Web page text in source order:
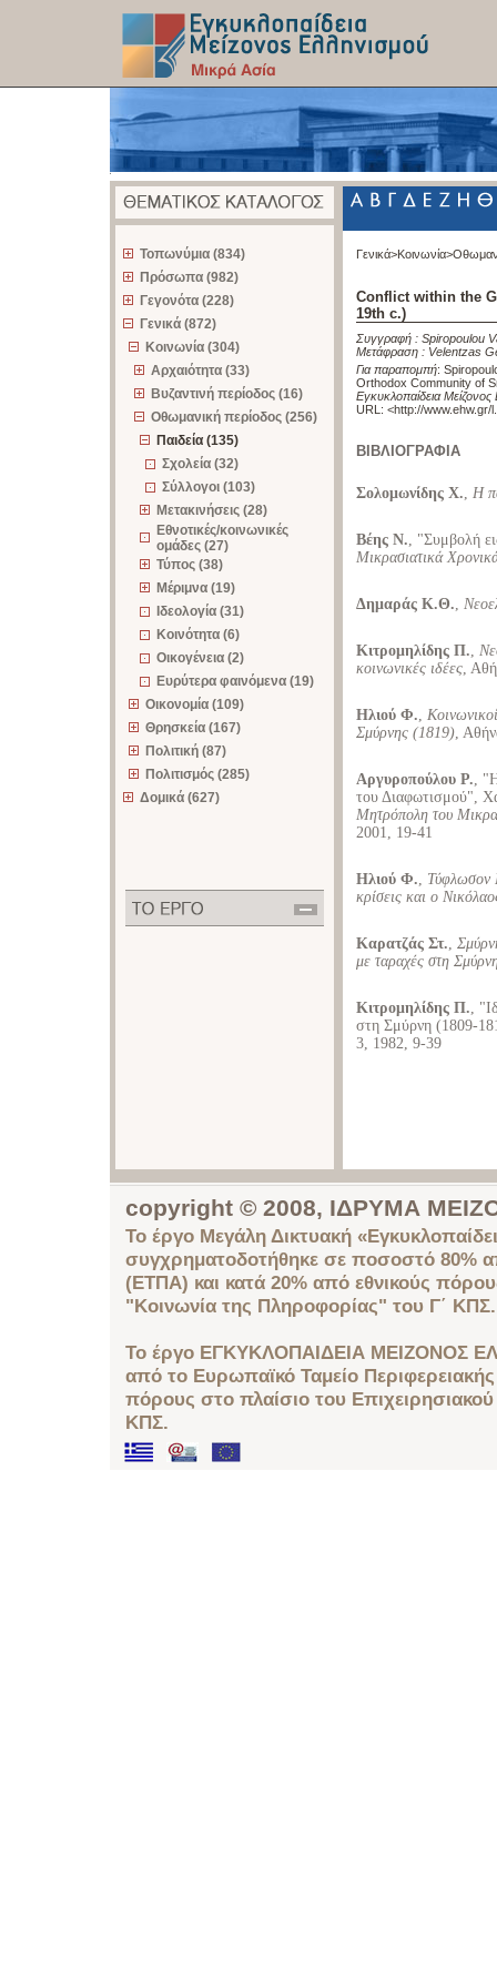
Τοπωνύμια (834)
Πρόσωπα (982)
Γεγονότα (228)
Γενικά (872)
Κοινωνία (304)
Αρχαιότητα (33)
Βυζαντινή περίοδος (16)
Οθωμανική περίοδος (256)
Παιδεία (135)
Σχολεία (32)
Σύλλογοι (103)
Μετακινήσεις (28)
Εθνοτικές/κοινωνικές
ομάδες (27)
Τύπος (38)
Μέριμνα (19)
Ιδεολογία (31)
Κοινότητα (6)
Οικογένεια (2)
Ευρύτερα φαινόμενα (19)
Οικονομία (109)
Θρησκεία (167)
Πολιτική (87)
Πολιτισμός (285)
Δομικά (627)
Γενικά>Κοινωνία>
Conflict within the
19th c.)
Συγγραφή : Spiropoulou
Μετάφραση : Velentzas
Για παραπομπή:
Orthodox Community of
Εγκυκλοπαίδεια
URL: <http://www.ehw.gr/
ΒΙΒΛΙΟΓΡΑΦΙΑ
Σολομωνίδης Χ., Η
Βέης Ν., "Συμβολή
Μικρασιατικά
Δημαράς Κ.Θ.,
Κιτρομηλίδης Π.,
κοινωνικές ιδέες,
Ηλιού Φ.,
Σμύρνης (1819),
Αργυροπούλου Ρ.,
του Διαφωτισμού",
Μητρόπολη του
2001, 19-41
Ηλιού Φ., Τύφλωσον
κρίσεις και ο
Καρατζάς Στ.,
με ταραχές στη
Κιτρομηλίδης Π.,
στη Σμύρνη (1809-
3, 1982, 9-39
copyright © 2008, ΙΔΡΥΜΑ
Το έργο Μεγάλη Δικτυακή
συγχρηματοδοτήθηκε σε ποσοστό 80%
(ΕΤΠΑ) και κατά 20% από εθνικούς
"Κοινωνία της Πληροφορίας" του Γ΄ ΚΠΣ.
Το έργο ΕΓΚΥΚΛΟΠΑΙΔΕΙΑ ΜΕΙΖΟΝΟΣ
από το Ευρωπαϊκό Ταμείο
πόρους στο πλαίσιο του
ΚΠΣ.